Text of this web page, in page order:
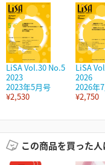
LiSA Vol.30 No.5
2023
2023年5月号
¥2,530
LiSA
2026
2026年
¥2,750
この商品を買った人